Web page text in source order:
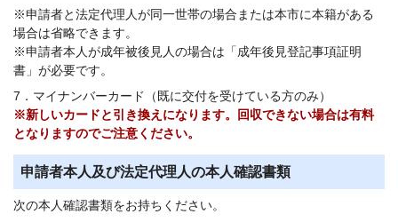
※申請者と法定代理人が同一世帯の場合または本市に本籍がある
場合は省略できます。
※申請者本人が成年被後見人の場合は「成年後見登記事項証明
書」が必要です。
7．マイナンバーカード（既に交付を受けている方のみ）
※新しいカードと引き換えになります。回収できない場合は有料
となりますのでご注意ください。
申請者本人及び法定代理人の本人確認書類
次の本人確認書類をお持ちください。